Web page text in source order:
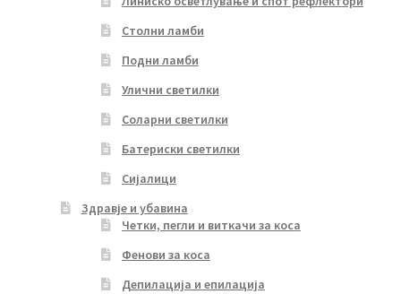
Столни ламби
Подни ламби
Улични светилки
Соларни светилки
Батериски светилки
Сијалици
Здравје и убавина
Четки, пегли и виткачи за коса
Фенови за коса
Депилација и епилација